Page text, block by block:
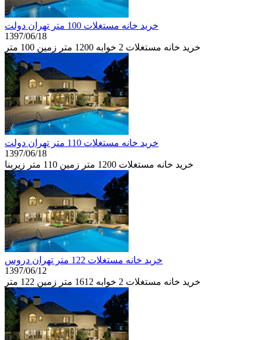
خرید خانه مستغلات 100 متر تهران دولت
1397/06/18
خرید خانه مستغلات 2 خوابه 1200 متر زمین 100 متر
خرید خانه مستغلات 110 متر تهران دولت
1397/06/18
خرید خانه مستغلات 1200 متر زمین 110 متر زیربنا
خرید خانه مستغلات 122 متر تهران دروس
1397/06/12
خرید خانه مستغلات 2 خوابه 1612 متر زمین 122 متر